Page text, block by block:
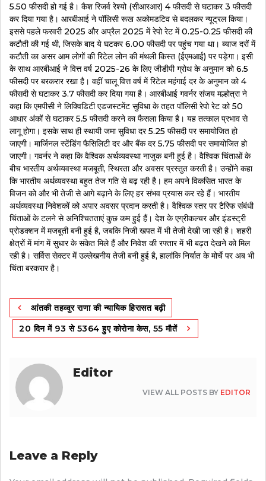
5.50 फीसदी हो गई है। कैश रिजर्व रेश्यो (सीआरआर) 4 फीसदी से घटाकर 3 फीसदी
कर दिया गया है। आरबीआई ने पॉ​लिसी रूख अकोमडटिव से बदलकर न्यूट्रल किया।
इससे पहले फरवरी 2025 और अप्रैल 2025 में रेपो रेट में 0.25-0.25 फीसदी की
कटौती की गई थी, जिसके बाद ये घटकर 6.00 फीसदी पर पहुंच गया था। ब्‍याज दरों में
कटौती का असर आम लोगों की रिटेल लोन की मंथली किस्त (ईएमआई) पर पड़ेगा। इसी
के साथ आरबीआई ने वित्त वर्ष 2025-26 के लिए जीडीपी ग्रोथ के अनुमान को 6.5
फीसदी पर बरकरार रखा है। वहीं चालू वित्त वर्ष में रिटेल महंगाई दर के अनुमान को 4
फीसदी से घटाकर 3.7 फीसदी कर दिया गया है। आरबीआई गवर्नर संजय मल्होत्रा ने
कहा कि एमपीसी ने लिक्विडिटी एडजस्टमेंट सुविधा के तहत पॉलिसी रेपो रेट को 50
आधार अंकों से घटाकर 5.5 फीसदी करने का फैसला किया है। यह तत्काल प्रभाव से
लागू होगा। इसके साथ ही स्थायी जमा सुविधा दर 5.25 फीसदी पर समायोजित हो
जाएगी। मार्जिनल स्टेंडिंग फैसिलिटी दर और बैंक दर 5.75 फीसदी पर समायोजित हो
जाएगी। गवर्नर ने कहा ‎कि वैश्विक अर्थव्यवस्था नाजुक बनी हुई है। वैश्विक चिंताओं के
बीच भारतीय अर्थव्यवस्था मजबूती, स्थिरता और अवसर प्रस्तुत करती है। उन्होंने कहा
कि भारतीय अर्थव्यवस्था बहुत तेज गति से बढ़ रही है। हम अपने विकसित भारत के
विजन को और भी तेजी से आगे बढ़ाने के लिए हर संभव प्रयास कर रहे हैं। भारतीय
अर्थव्यवस्था निवेशकों को अपार अवसर प्रदान करती है। वैश्विक स्तर पर टैरिफ संबंधी
चिंताओं के टलने से अनिश्चितताएं कुछ कम हुई हैं। देश के एग्रीकल्चर और इंडस्ट्री
प्रोडक्शन में मजबूती बनी हुई है, जबकि निजी खपत में भी तेजी देखी जा रही है। शहरी
क्षेत्रों में मांग में सुधार के संकेत मिले हैं और निवेश की रफ्तार में भी बढ़त देखने को मिल
रही है। सर्विस सेक्टर में उल्लेखनीय तेजी बनी हुई है, हालांकि निर्यात के मोर्चे पर अब भी
चिंता बरकरार है।
Post
navigation
आंतकी तहव्वुर राणा की न्यायिक हिरासत बढ़ी
20 दिन में 93 से 5364 हुए कोरोना केस, 55 मौतें
Editor
VIEW ALL POSTS BY EDITOR
Leave a Reply